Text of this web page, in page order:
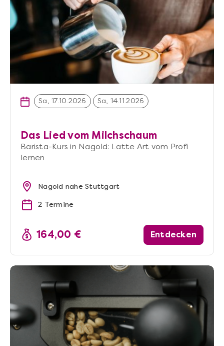
Sa, 17.10.2026 Sa, 14.11.2026
Das Lied vom Milchschaum
Barista-Kurs in Nagold: Latte Art vom Profi
lernen
Nagold nahe Stuttgart
2 Termine
164,00 € Entdecken